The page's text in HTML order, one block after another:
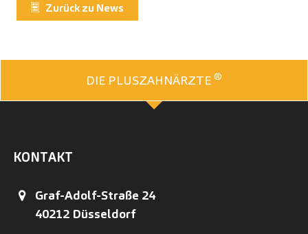
Zurück zu News
DIE PLUSZAHNÄRZTE ®
KONTAKT
Graf-Adolf-Straße 24
40212 Düsseldorf